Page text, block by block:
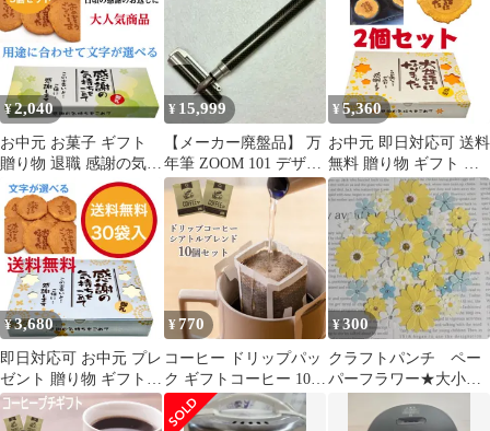
まくら 横向き寝用枕 横
向き 横向き枕 横向き寝
横寝 妊婦 妊娠 いびき
いびき防止 冷たい 冷感
抱き枕 冷感枕 腰痛 日
本製 ひんやり抱き枕 ロ
ング 父の日
退職 お礼 送別会 卒業
引越し 挨拶品 スイーツ
詰め合わせ
退職 挨拶 引越し お礼
ギフト 和菓子 工場直送
¥2,040
お中元 お菓子 ギフト
贈り物 退職 感謝の気持
ちをこめて 9袋入り 3個
セット個包装 粗品 プチ
ギフト 大量 詰め合わせ
お世話になりました お
礼 引越し 卒業 転職 異
動
¥ 15,999
【メーカー廃盤品】 万
年筆 ZOOM 101 デザイ
ンコレクション
¥ 5,360
お中元 即日対応可 送料
無料 贈り物 ギフト 退
職 お菓子 お世話になり
ました 30袋入り 2個セ
ット 個包装 大人気 プ
チギフト 大量 詰め合わ
せ
¥3,680
即日対応可 お中元 プレ
ゼント 贈り物 ギフト
退職 お菓子 文字が選べ
る 30袋入り 個包装 大
¥770
コーヒー ドリップパッ
ク ギフトコーヒー 10個
セット シアトルブレン
ド 本格 ドリップ 個包
¥300
クラフトパンチ ペー
パーフラワー★大小mix
黄色/ブルー系30枚